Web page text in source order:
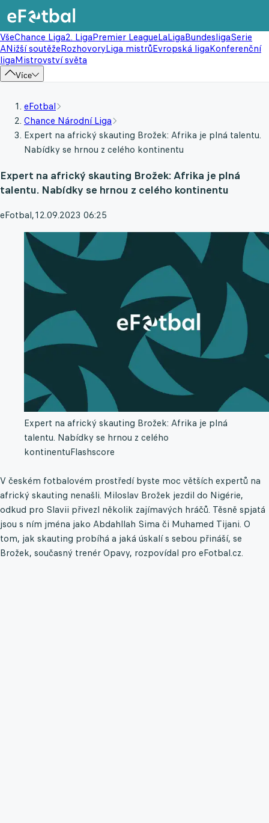
VšeChance Liga2. LigaPremier LeagueLaLigaBundesligaSerie
ANižší soutěžeRozhovoryLiga mistrůEvropská ligaKonferenční
ligaMistrovství světa
Více
eFotbal
Chance Národní Liga
Expert na africký skauting Brožek: Afrika je plná talentu.
Nabídky se hrnou z celého kontinentu
Expert na africký skauting Brožek: Afrika je plná
talentu. Nabídky se hrnou z celého kontinentu
eFotbal,12.09.2023 06:25
Expert na africký skauting Brožek: Afrika je plná
talentu. Nabídky se hrnou z celého
kontinentuFlashscore
V českém fotbalovém prostředí byste moc větších expertů na
africký skauting nenašli. Miloslav Brožek jezdil do Nigérie,
odkud pro Slavii přivezl několik zajímavých hráčů. Těsně spjatá
jsou s ním jména jako Abdahllah Sima či Muhamed Tijani. O
tom, jak skauting probíhá a jaká úskalí s sebou přináší, se
Brožek, současný trenér Opavy, rozpovídal pro eFotbal.cz.